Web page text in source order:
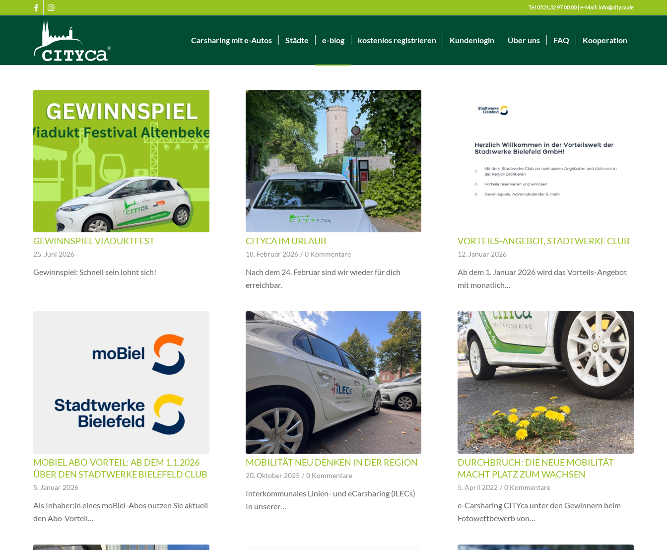
Tel 0521.32 97 00 00 | e-Mail:info@cityca.de
Carsharing mit e-Autos Städte e-blog kostenlos registrieren Kundenlogin Über uns FAQ Kooperation
GEWINNSPIEL VIADUKTFEST
25. Juni 2026
Gewinnspiel: Schnell sein lohnt sich!
CITYCA IM URLAUB
18. Februar 2026 / 0 Kommentare
Nach dem 24. Februar sind wir wieder für dich
erreichbar.
VORTEILS-ANGEBOT, STADTWERKE CLUB
12. Januar 2026
Ab dem 1. Januar 2026 wird das Vorteils-Angebot
mit monatlich…
MOBIEL ABO-VORTEIL: AB DEM 1.1.2026
ÜBER DEN STADTWERKE BIELEFELD CLUB
5. Januar 2026
Als Inhaber:in eines moBiel-Abos nutzen Sie aktuell
den Abo-Vorteil…
MOBILITÄT NEU DENKEN IN DER REGION
20. Oktober 2025 / 0 Kommentare
Interkommunales Linien- und eCarsharing (iLECs)
In unserer…
DURCHBRUCH: DIE NEUE MOBILITÄT
MACHT PLATZ ZUM WACHSEN
5. April 2022 / 0 Kommentare
e-Carsharing CITYca unter den Gewinnern beim
Fotowettbewerb von…